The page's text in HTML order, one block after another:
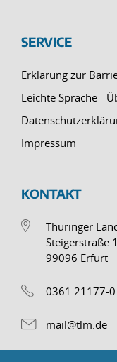
SERVICE
Erklärung zur
Leichte Sprache -
Impressum
KONTAKT
Thüringer
Steigerstraße
99096 Erfurt
0361 21177-0
mail@tlm.de